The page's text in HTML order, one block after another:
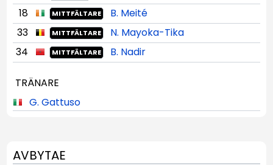
18
MITTFÄLTARE
B. Meité
33
MITTFÄLTARE
N. Mayoka-Tika
34
MITTFÄLTARE B. Nadir
TRÄNARE
G. Gattuso
AVBYTAE